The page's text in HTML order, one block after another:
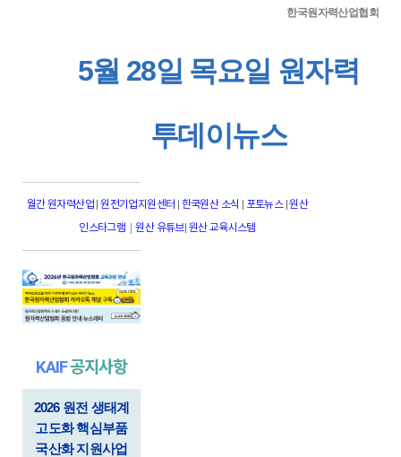
한국원자력산업협회
5월 28일 목요일 원자력
투데이뉴스
월간 원자력산업 |원전기업지원센터 | 한국원산 소식 | 포토뉴스 |원산
인스타그램 |원산 유튜브| 원산 교육시스템
KAIF공지사항
2026 원전 생태계
고도화 핵심부품
국산화 지원사업